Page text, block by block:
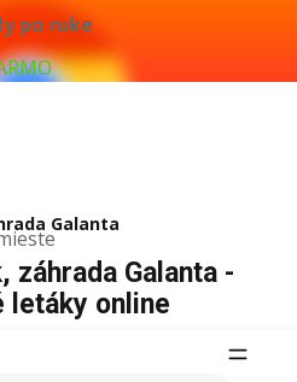
po ruke
Galanta
záhrada Galanta -
letáky online